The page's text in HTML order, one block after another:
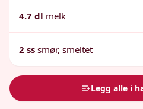
4.7 dl melk
2 ss smør, smeltet
Legg alle i